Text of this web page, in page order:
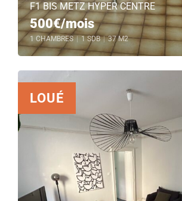
F1 BIS METZ HYPER CENTRE
500€/mois
1 CHAMBRES | 1 SDB | 37 M2
LOUÉ